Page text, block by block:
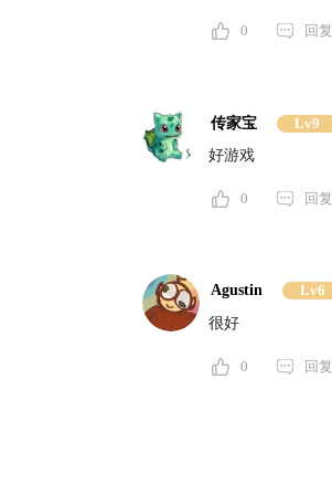
0 回复
传家宝 Lv9
好游戏
0 回复
Agustin Lv6
很好
0 回复